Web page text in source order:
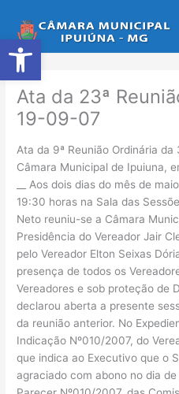
Abrir a barra de ferramentas
para
o
conteúdo
Ata da 23ª
19-09-07
Ata da 9ª Reunião Ordinária
Câmara Municipal de Ipuiuna,
__ Aos dois dias do mês de
19:30 horas na Sala das
Neto reuniu-se a Câmara
Presidência do Vereador Jair
pelo Vereador Elton Seixas
presença de todos os
Vereadores e sob proteção de
declarou aberta a presente
da reunião anterior. No
Indicação Nº010/2007, do
que indica ao Executivo que o
agraciado com abono no dia